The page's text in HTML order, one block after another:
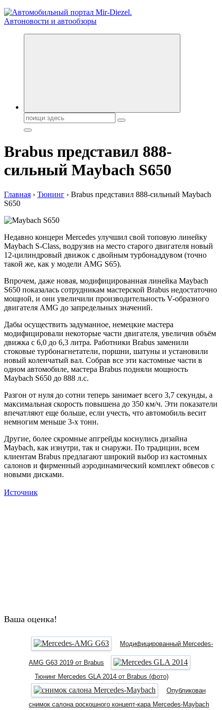
Справочник автомобилиста. Обзор новинок популярных
Поиск:
Brabus представил 888-
сильный Maybach S650
Главная › Тюнинг › Brabus представил 888-сильный Maybach
S650
Недавно концерн Mercedes улучшил свой топовую линейку
Maybach S-Class, водрузив на место старого двигателя новый
12-цилиндровый движок с двойным турбонаддувом (точно
такой же, как у модели AMG S65).
Впрочем, даже новая, модифицированная линейка Maybach
S650 показалась сотрудникам мастерской Brabus недостаточно
мощной, и они увеличили производительность V-образного
двигателя AMG до запредельных значений.
Дабы осуществить задуманное, немецкие мастера
модифицировали некоторые части двигателя, увеличив объём
движка с 6,0 до 6,3 литра. Работники Brabus заменили
стоковые турбонагнетатели, поршни, шатуны и установили
новый коленчатый вал. Собрав все эти кастомные части в
одном автомобиле, мастера Brabus подняли мощность
Maybach S650 до 888 л.с.
Разгон от нуля до сотни теперь занимает всего 3,7 секунды, а
максимальная скорость повышена до 350 км/ч. Эти показатели
впечатляют еще больше, если учесть, что автомобиль весит
немногим меньше 3-х тонн.
Другие, более скромные апгрейды коснулись дизайна
Maybach, как изнутри, так и снаружи. По традиции, всем
клиентам Brabus предлагают широкий выбор из кастомных
салонов и фирменный аэродинамический комплект обвесов с
новыми дисками.
Источник
Ваша оценка!
Модифицированный Mercedes-
AMG G63 2019 от Brabus
Тюнинг Mercedes GLA 2014 от Brabus (фото)
Опубликован
снимок салона роскошного концепт-кара Mercedes-Maybach